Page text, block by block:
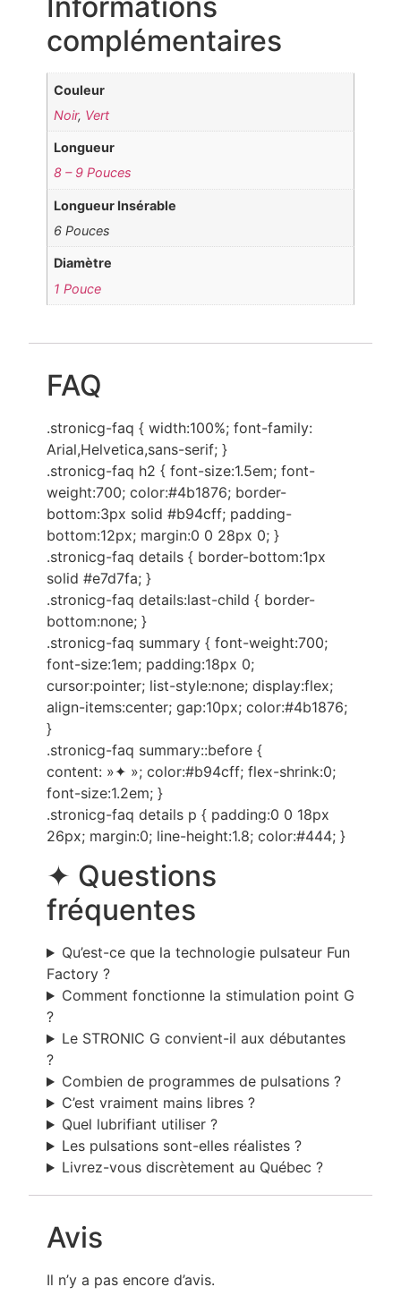
Informations
complémentaires
Couleur
Noir, Vert
Longueur
8 – 9 Pouces
Longueur Insérable
6 Pouces
Diamètre
1 Pouce
FAQ
.stronicg-faq { width:100%; font-family:
Arial,Helvetica,sans-serif; }
.stronicg-faq h2 { font-size:1.5em; font-
weight:700; color:#4b1876; border-
bottom:3px solid #b94cff; padding-
bottom:12px; margin:0 0 28px 0; }
.stronicg-faq details { border-bottom:1px
solid #e7d7fa; }
.stronicg-faq details:last-child { border-
bottom:none; }
.stronicg-faq summary { font-weight:700;
font-size:1em; padding:18px 0;
cursor:pointer; list-style:none; display:flex;
align-items:center; gap:10px; color:#4b1876;
}
.stronicg-faq summary::before {
content: »✦ »; color:#b94cff; flex-shrink:0;
font-size:1.2em; }
.stronicg-faq details p { padding:0 0 18px
26px; margin:0; line-height:1.8; color:#444; }
✦ Questions
fréquentes
Qu’est-ce que la technologie pulsateur Fun
Factory ?
Comment fonctionne la stimulation point G
?
Le STRONIC G convient-il aux débutantes
?
Combien de programmes de pulsations ?
C’est vraiment mains libres ?
Quel lubrifiant utiliser ?
Les pulsations sont-elles réalistes ?
Livrez-vous discrètement au Québec ?
Avis
Il n’y a pas encore d’avis.